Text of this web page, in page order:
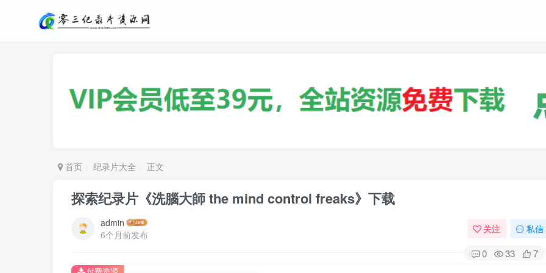
首页 纪录片大全 正文
探索纪录片《洗腦大師 the mind control freaks》下载
admin
6个月前发布
关注 私信
0 33 7